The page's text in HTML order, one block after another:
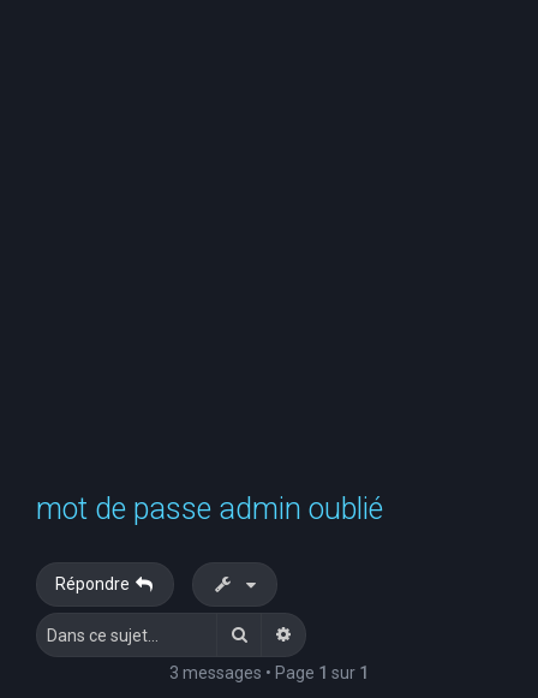
mot de passe admin oublié
Répondre
RechercherRecherche avancée
3 messages • Page 1 sur 1